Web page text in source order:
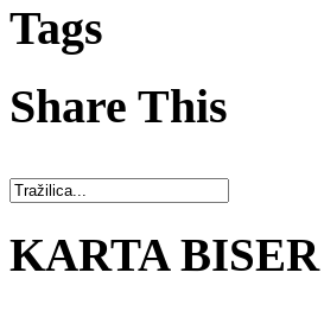
Tags
Share This
KARTA